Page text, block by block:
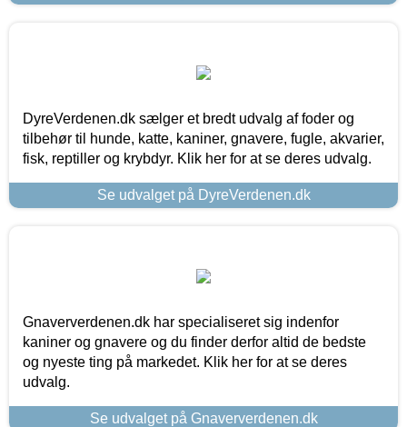
DyreVerdenen.dk sælger et bredt udvalg af foder og
tilbehør til hunde, katte, kaniner, gnavere, fugle, akvarier,
fisk, reptiller og krybdyr. Klik her for at se deres udvalg.
Se udvalget på DyreVerdenen.dk
Gnaververdenen.dk har specialiseret sig indenfor
kaniner og gnavere og du finder derfor altid de bedste
og nyeste ting på markedet. Klik her for at se deres
udvalg.
Se udvalget på Gnaververdenen.dk